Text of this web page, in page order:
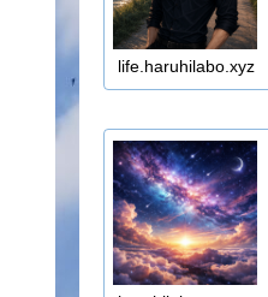
life.haruhilabo.xyz